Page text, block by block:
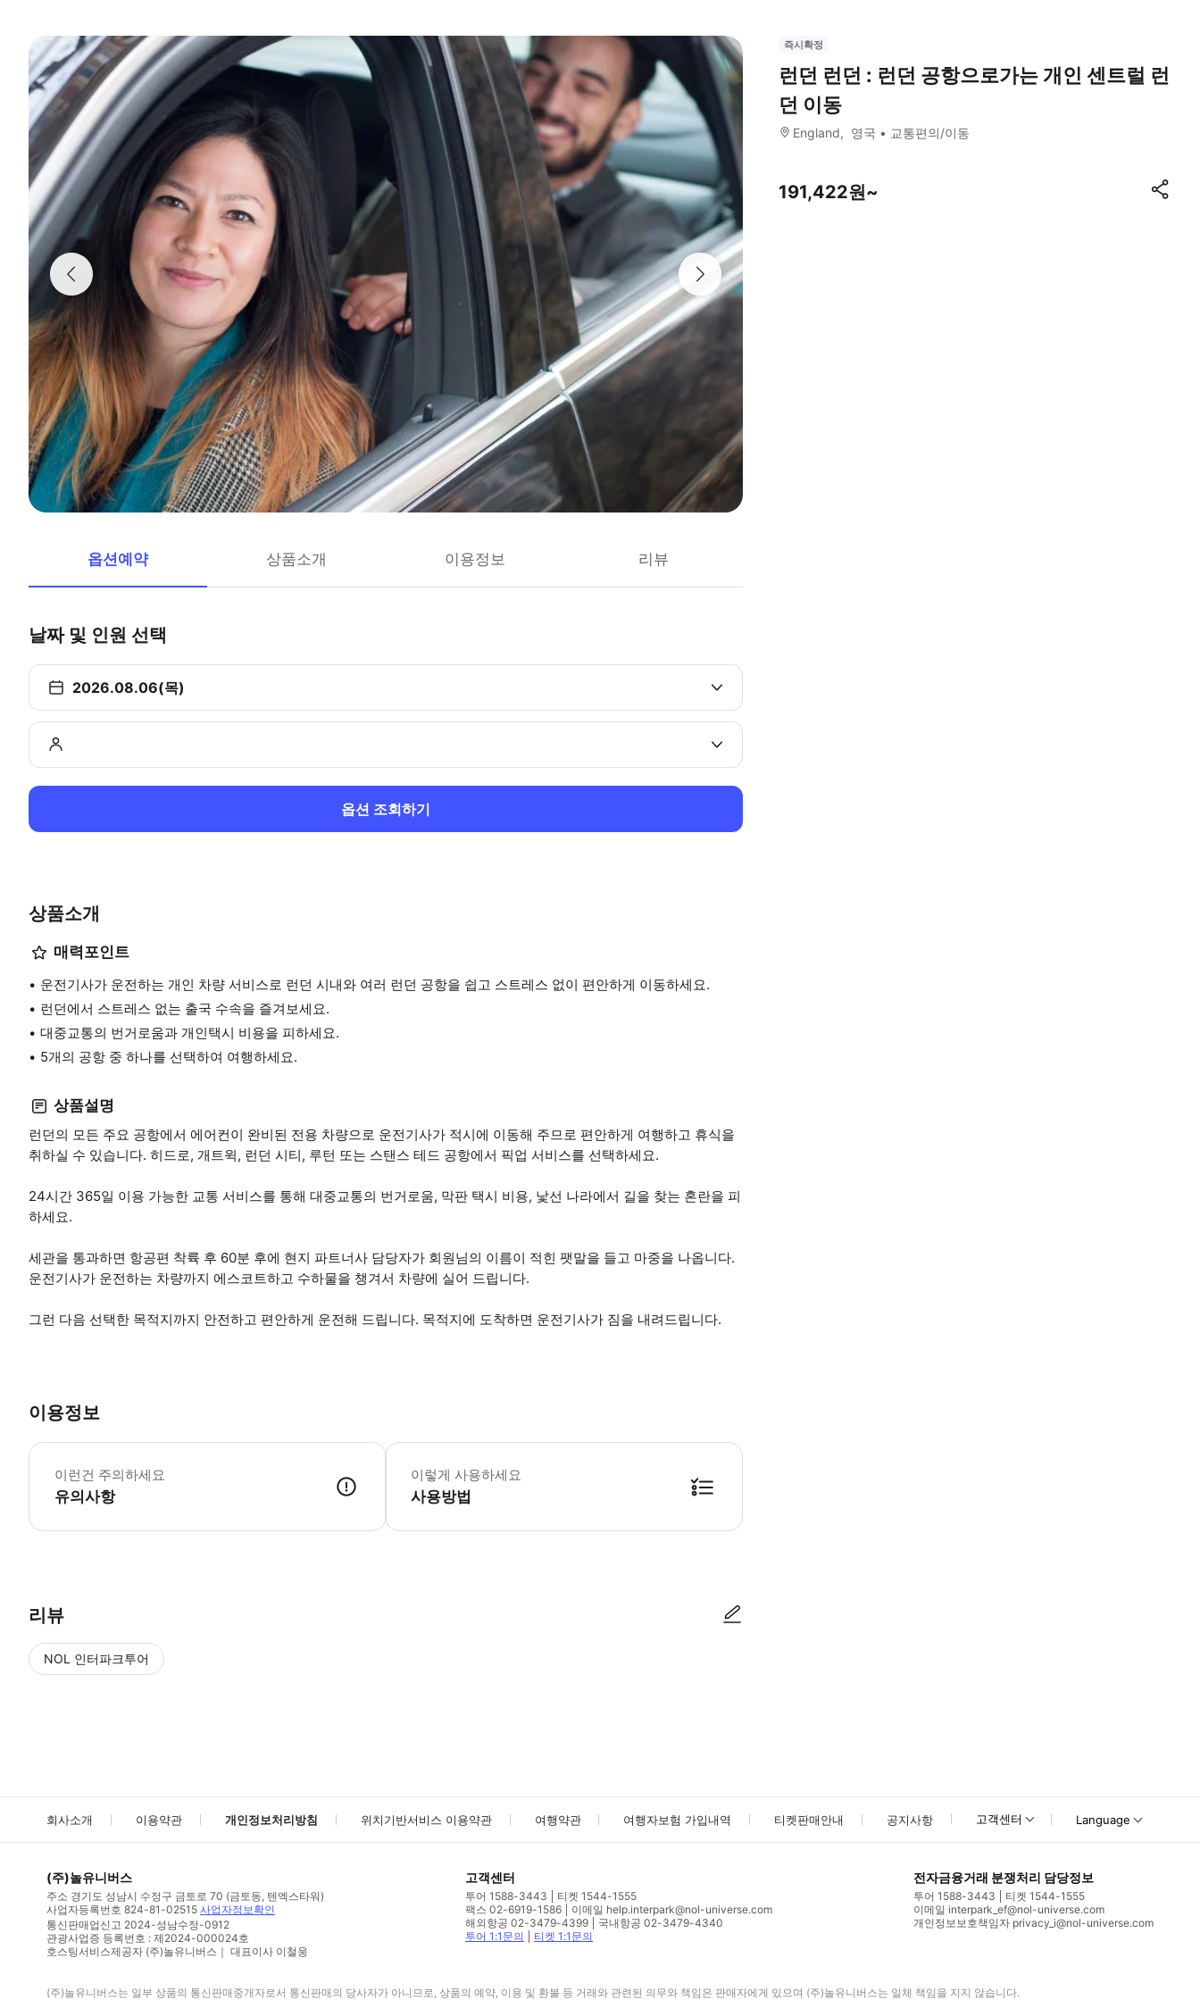
옵션예약 상품소개 이용정보 리뷰
날짜 및 인원 선택
2026.08.06(목)
옵션 조회하기
상품소개
매력포인트
운전기사가 운전하는 개인 차량 서비스로 런던 시내와 여러 런던 공항을 쉽고 스트레스 없이 편안하게 이동하세요.
런던에서 스트레스 없는 출국 수속을 즐겨보세요.
대중교통의 번거로움과 개인택시 비용을 피하세요.
5개의 공항 중 하나를 선택하여 여행하세요.
상품설명
런던의 모든 주요 공항에서 에어컨이 완비된 전용 차량으로 운전기사가 적시에 이동해 주므로 편안하게 여행하고 휴식을
취하실 수 있습니다. 히드로, 개트윅, 런던 시티, 루턴 또는 스탠스 테드 공항에서 픽업 서비스를 선택하세요.
24시간 365일 이용 가능한 교통 서비스를 통해 대중교통의 번거로움, 막판 택시 비용, 낯선 나라에서 길을 찾는 혼란을 피
하세요.
세관을 통과하면 항공편 착륙 후 60분 후에 현지 파트너사 담당자가 회원님의 이름이 적힌 팻말을 들고 마중을 나옵니다.
운전기사가 운전하는 차량까지 에스코트하고 수하물을 챙겨서 차량에 실어 드립니다.
그런 다음 선택한 목적지까지 안전하고 편안하게 운전해 드립니다. 목적지에 도착하면 운전기사가 짐을 내려드립니다.
이용정보
이런건 주의하세요
유의사항
- 개인 교통편은 연중무휴 24시간 운영됩니다. - 스키, 서핑보드, 휠체어(접이식 제외) 및 골프 가방과 같은 부피가 큰 물품은 어떠한 경우에도 허용되지 않
이렇게 사용하세요
사용방법
리뷰
NOL 인터파크투어
즉시확정
런던 런던 : 런던 공항으로가는 개인 센트럴 런
던 이동
England 영국 교통편의/이동
191,422원~
회사소개 이용약관 개인정보처리방침 위치기반서비스 이용약관 여행약관 여행자보험 가입내역 티켓판매안내 공지사항 고객센터 Language
(주)놀유니버스
주소 경기도 성남시 수정구 금토로 70 (금토동, 텐엑스타워)
사업자등록번호 824-81-02515 사업자정보확인
통신판매업신고 2024-성남수정-0912
관광사업증 등록번호 : 제2024-000024호
호스팅서비스제공자 (주)놀유니버스｜ 대표이사 이철웅
고객센터
투어 1588-3443
티켓 1544-1555
팩스 02-6919-1586
이메일 help.interpark@nol-universe.com
해외항공 02-3479-4399
국내항공 02-3479-4340
투어 1:1문의
티켓 1:1문의
전자금융거래 분쟁처리 담당정보
투어 1588-3443
티켓 1544-1555
이메일 interpark_ef@nol-universe.com
개인정보보호책임자 privacy_i@nol-universe.com
(주)놀유니버스는 일부 상품의 통신판매중개자로서 통신판매의 당사자가 아니므로, 상품의 예약, 이용 및 환불 등 거래와 관련된 의무와 책임은 판매자에게 있으며 (주)놀유니버스는 일체 책임을 지지 않습니다.